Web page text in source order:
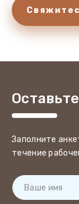
Заполните
течение